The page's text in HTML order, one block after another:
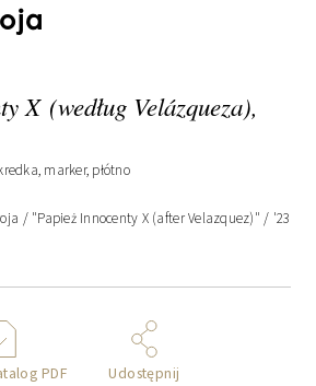
X (według Velázqueza),
marker, płótno
/ "Papież Innocenty X (after Velazquez)" / '23
PDF Udostępnij